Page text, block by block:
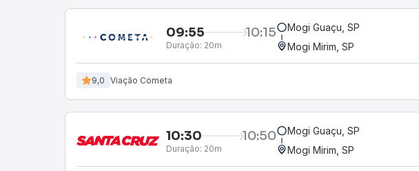
09:55 10:15
Duração: 20m
Mogi Guaçu, SP
Mogi Mirim, SP
9,0 Viação Cometa
10:30 10:50
Duração: 20m
Mogi Guaçu, SP
Mogi Mirim, SP